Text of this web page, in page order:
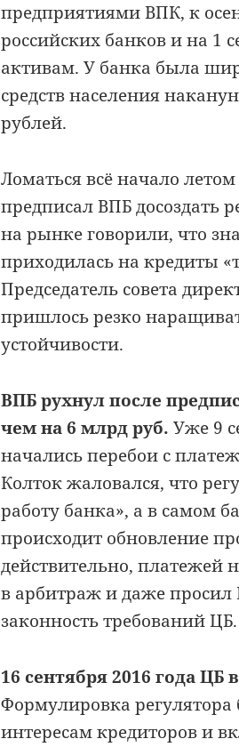
предприятиями ВПК, к
российских банков и на 1
активам. У банка была
средств населения
рублей.
Ломаться всё начало
предписал ВПБ досоздать
на рынке говорили, что
приходилась на кредиты
Председатель совета
пришлось резко
устойчивости.
ВПБ рухнул после
чем на 6 млрд руб. Уже 9
начались перебои с
Колток жаловался, что
работу банка», а в самом
происходит обновление
действительно, платежей
в арбитраж и даже просил
законность требований ЦБ.
16 сентября 2016 года
Формулировка регулятора
интересам кредиторов и